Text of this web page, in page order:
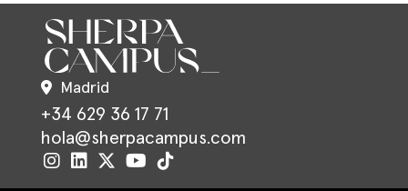
Madrid
+34 629 36 17 71
hola@sherpacampus.com